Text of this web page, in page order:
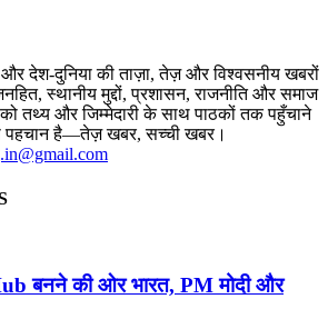
देश-दुनिया की ताज़ा, तेज़ और विश्वसनीय खबरों
स्थानीय मुद्दों, प्रशासन, राजनीति और समाज
तथ्य और जिम्मेदारी के साथ पाठकों तक पहुँचाने
पहचान है—तेज़ खबर, सच्ची खबर।
बनने की ओर भारत, PM मोदी और